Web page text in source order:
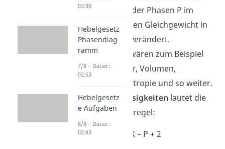
dass sich die Zahl der Phasen P im
thermodynamischen Gleichgewicht in
dem Stoffsystem verändert.
Zustandsgrößen
wären zum Beispiel
Druck, Temperatur, Volumen,
Teilchenanzahl, Entropie und so weiter.
Für GaseundFlüssigkeiten lautet die
Gibbssche Phasenregel:
F = K – P + 2
03:30
Hebelgesetz
Phasendiag
ramm
7/8 – Dauer:
02:53
Hebelgesetz
e Aufgaben
8/8 – Dauer:
02:43